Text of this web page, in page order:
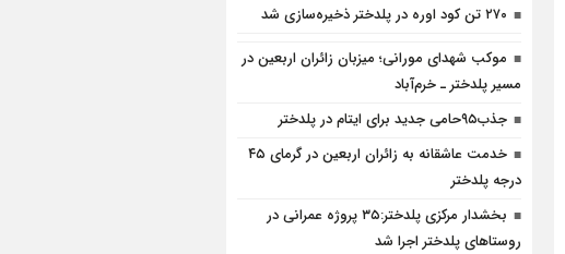
۲۷۰ تن کود اوره در پلدختر ذخیره‌سازی شد
موکب شهدای مورانی؛ میزبان زائران اربعین در
مسیر پلدختر ـ خرم‌آباد
جذب۹۵حامی جدید برای ایتام در پلدختر
خدمت عاشقانه به زائران اربعین در گرمای ۴۵
درجه پلدختر
بخشدار مرکزی پلدختر:۳۵ پروژه عمرانی در
روستاهای پلدختر اجرا شد